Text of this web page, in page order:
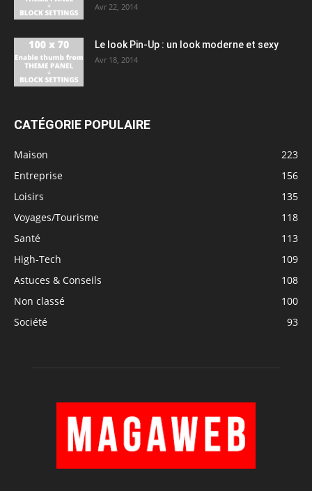
Avr 22, 2014
Le look Pin-Up : un look moderne et sexy
Avr 18, 2014
CATÉGORIE POPULAIRE
Maison
223
Entreprise
156
Loisirs
135
Voyages/Tourisme
118
Santé
113
High-Tech
109
Astuces & Conseils
108
Non classé
100
Société
93